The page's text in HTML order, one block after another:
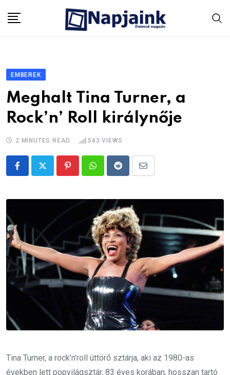
EMBEREK
Meghalt Tina Turner, a
Rock’n’ Roll királynője
2 MINUTES READ 543 VIEWS
PinterestWhatsappRedditShare
Email
Tina Turner, a rock’n’roll úttörő sztárja, aki az 1980-as
években lett popvilágsztár, 83 éves korában, hosszan tartó